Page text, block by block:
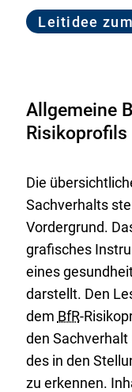
Leitidee
Allgemeine
Risikoprofils
Die
Sachverhalts
Vordergrund.
grafisches
eines
darstellt. Den
dem BfR-
den
des in den
zu erkennen.